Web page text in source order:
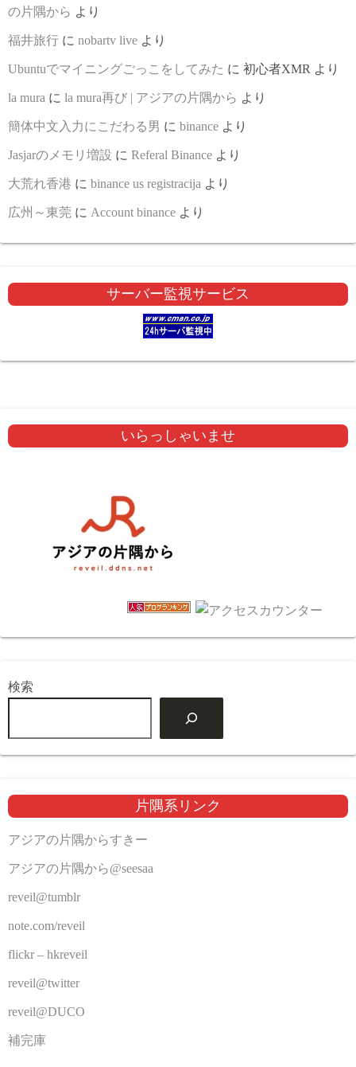
の片隅から より
福井旅行 に nobartv live より
Ubuntuでマイニングごっこをしてみた に 初心者XMR より
la mura に la mura再び | アジアの片隅から より
簡体中文入力にこだわる男 に binance より
Jasjarのメモリ増設 に Referal Binance より
大荒れ香港 に binance us registracija より
広州～東莞 に Account binance より
サーバー監視サービス
いらっしゃいませ
検索
片隅系リンク
アジアの片隅からすきー
アジアの片隅から@seesaa
reveil@tumblr
note.com/reveil
flickr – hkreveil
reveil@twitter
reveil@DUCO
補完庫